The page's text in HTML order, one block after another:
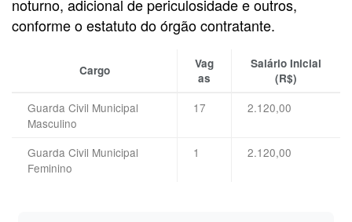
noturno, adicional de periculosidade e outros,
conforme o estatuto do órgão contratante.
Cargo
Vag
as
Salário Inicial
(R$)
Guarda Civil Municipal
Masculino
17 2.120,00
Guarda Civil Municipal
Feminino
1 2.120,00